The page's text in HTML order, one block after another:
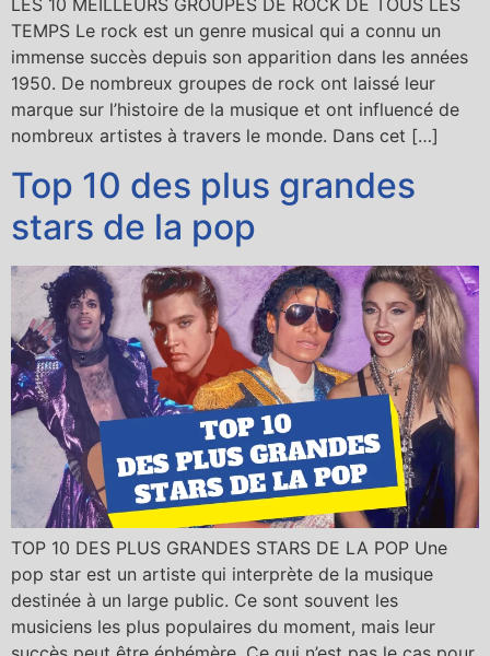
LES 10 MEILLEURS GROUPES DE ROCK DE TOUS LES
TEMPS Le rock est un genre musical qui a connu un
immense succès depuis son apparition dans les années
1950. De nombreux groupes de rock ont laissé leur
marque sur l’histoire de la musique et ont influencé de
nombreux artistes à travers le monde. Dans cet […]
Top 10 des plus grandes
stars de la pop
TOP 10 DES PLUS GRANDES STARS DE LA POP Une
pop star est un artiste qui interprète de la musique
destinée à un large public. Ce sont souvent les
musiciens les plus populaires du moment, mais leur